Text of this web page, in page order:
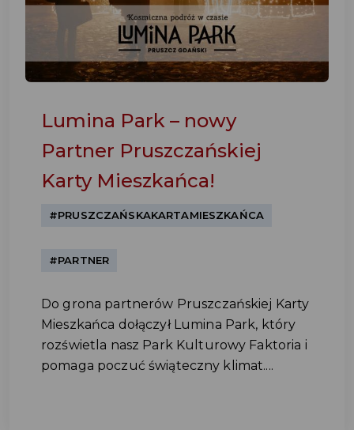
Lumina Park – nowy
Partner Pruszczańskiej
Karty Mieszkańca!
#PRUSZCZAŃSKAKARTAMIESZKAŃCA
#PARTNER
Do grona partnerów Pruszczańskiej Karty
Mieszkańca dołączył Lumina Park, który
rozświetla nasz Park Kulturowy Faktoria i
pomaga poczuć świąteczny klimat....